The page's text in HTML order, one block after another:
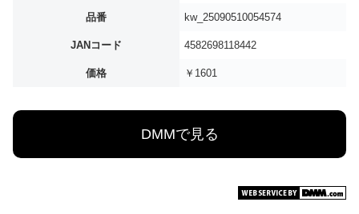
品番 kw_25090510054574
JANコード 4582698118442
価格 ￥1601
DMMで見る